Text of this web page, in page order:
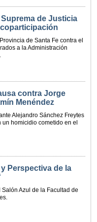
de Justicia
de Santa Fe contra el
a la Administración
contra Jorge
Menéndez
Alejandro Sánchez Freytes
homicidio cometido en el
Perspectiva de la
Azul de la Facultad de